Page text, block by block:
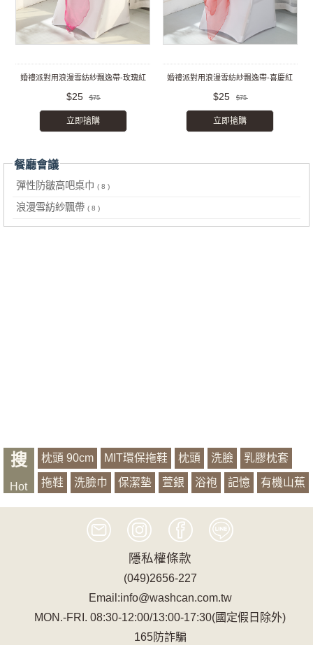
婚禮派對用浪漫雪紡紗飄逸帶-玫瑰紅
$25 $75
立即搶購
婚禮派對用浪漫雪紡紗飄逸帶-喜慶紅
$25 $75
立即搶購
餐廳會議
彈性防皺高吧桌巾 ( 8 )
浪漫雪紡紗飄帶 ( 8 )
搜
Hot
枕頭 90cm MIT環保拖鞋 枕頭 洗臉 乳膠枕套
拖鞋 洗臉巾 保潔墊 萱銀 浴袍 記憶 有機山蕉
椅套
隱私權條款
(049)2656-227
Email:info@washcan.com.tw
MON.-FRI. 08:30-12:00/13:00-17:30(國定假日除外)
165防詐騙